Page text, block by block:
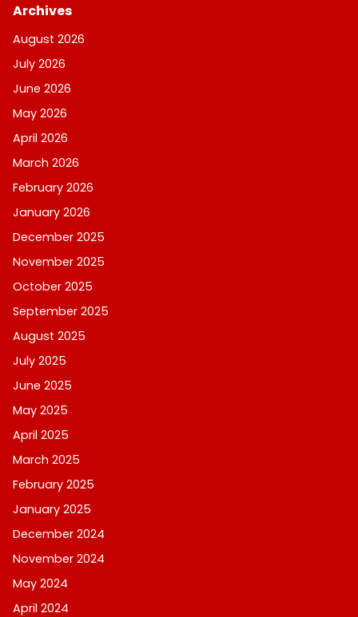
Archives
August 2026
July 2026
June 2026
May 2026
April 2026
March 2026
February 2026
January 2026
December 2025
November 2025
October 2025
September 2025
August 2025
July 2025
June 2025
May 2025
April 2025
March 2025
February 2025
January 2025
December 2024
November 2024
May 2024
April 2024